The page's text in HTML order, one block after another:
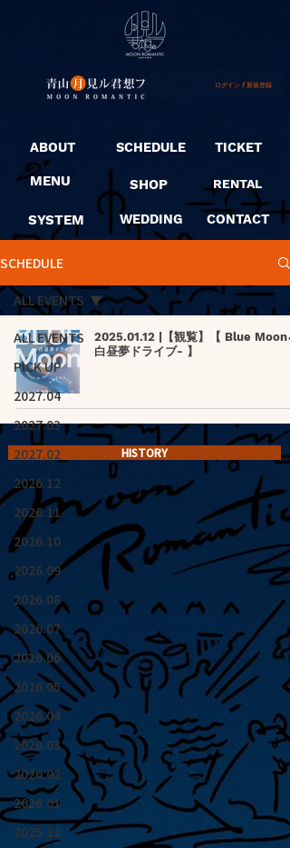
ログイン / 新規登録
ABOUT
MENU
SYSTEM
SCHEDULE
SHOP
WEDDING
TICKET
RENTAL
CONTACT
SCHEDULE
ALL EVENTS
PICK UP
2027.04
2027.03
2027.02
2026.12
2026.11
2026.10
2026.09
2026.08
2026.07
2026.06
2026.05
2026.04
2026.03
2026.02
2026.01
2025.12
ALL EVENTS
2025.01.12 |【観覧】【 Blue
白昼夢ドライブ- 】
HISTORY